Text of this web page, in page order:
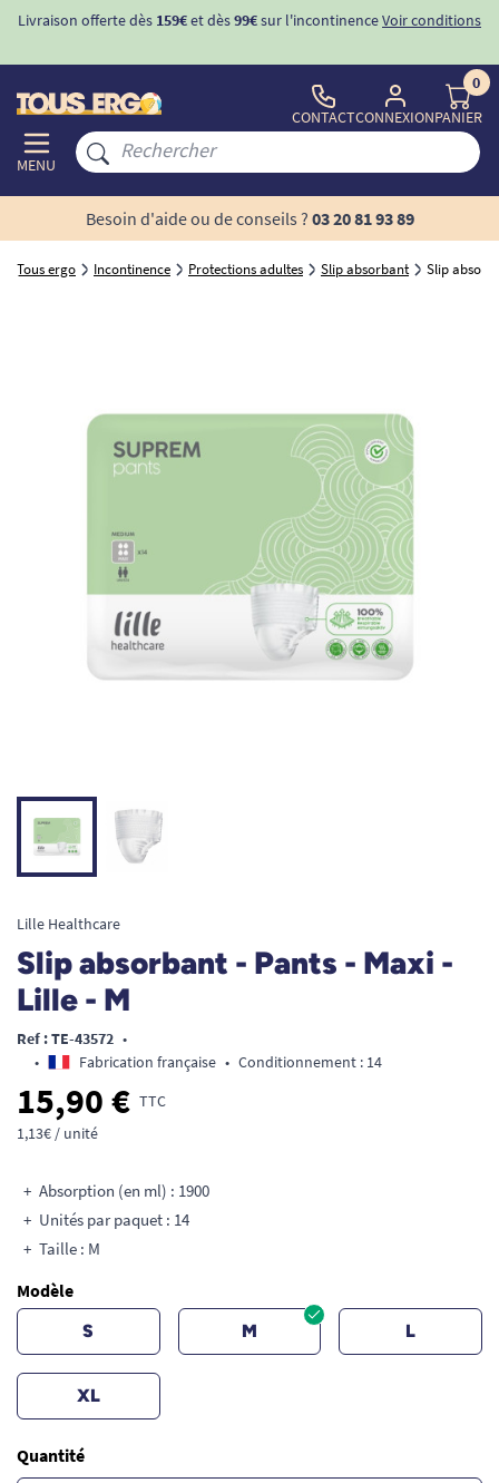
Livraison offerte dès 159€et dès99€sur l'incontinenceVoir conditions
MENU
CONTACTCONNEXION
0
PANIER
Besoin d'aide ou de conseils ? 03 20 81 93 89
Tous ergo Incontinence Protections adultes Slip absorbant Slip
Lille Healthcare
Slip absorbant - Pants - Maxi -
Lille - M
Ref : TE-43572 •
•
Fabrication française • Conditionnement : 14
15,90 € TTC
1,13€ / unité
Absorption (en ml) : 1900
Unités par paquet : 14
Taille : M
Modèle
S M L
XL
Quantité